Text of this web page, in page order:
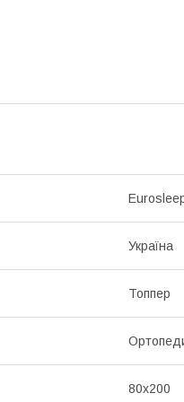
Україна
Топпер
80x200